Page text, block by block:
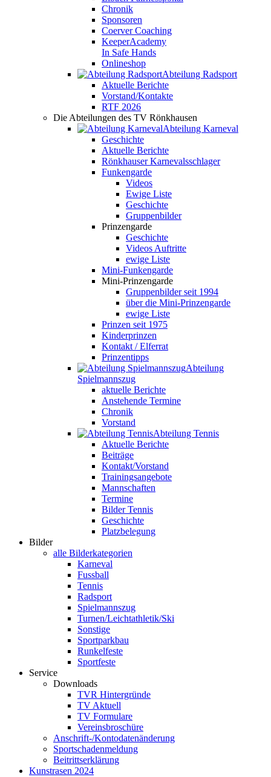
Chronik
Sponsoren
Coerver Coaching
KeeperAcademy
In Safe Hands
Onlineshop
Abteilung Radsport
Aktuelle Berichte
Vorstand/Kontakte
RTF 2026
Die Abteilungen des TV Rönkhausen
Abteilung Karneval
Geschichte
Aktuelle Berichte
Rönkhauser Karnevalsschlager
Funkengarde
Videos
Ewige Liste
Geschichte
Gruppenbilder
Prinzengarde
Geschichte
Videos Auftritte
ewige Liste
Mini-Funkengarde
Mini-Prinzengarde
Gruppenbilder seit 1994
über die Mini-Prinzengarde
ewige Liste
Prinzen seit 1975
Kinderprinzen
Kontakt / Elferrat
Prinzentipps
Abteilung
Spielmannszug
aktuelle Berichte
Anstehende Termine
Chronik
Vorstand
Abteilung Tennis
Aktuelle Berichte
Beiträge
Kontakt/Vorstand
Trainingsangebote
Mannschaften
Termine
Bilder Tennis
Geschichte
Platzbelegung
Bilder
alle Bilderkategorien
Karneval
Fussball
Tennis
Radsport
Spielmannszug
Turnen/Leichtathletik/Ski
Sonstige
Sportparkbau
Runkelfeste
Sportfeste
Service
Downloads
TVR Hintergründe
TV Aktuell
TV Formulare
Vereinsbroschüre
Anschrift-/Kontodatenänderung
Sportschadenmeldung
Beitrittserklärung
Kunstrasen 2024